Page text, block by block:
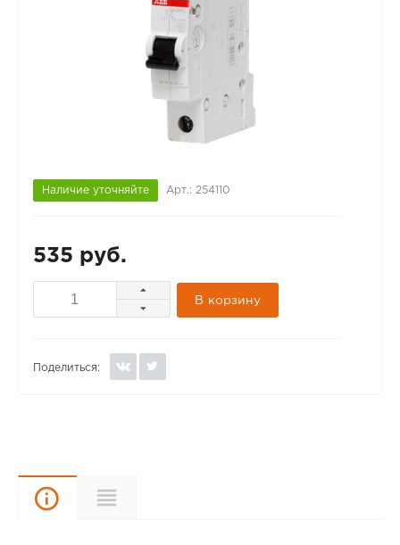
Наличие уточняйте Арт.: 254110
535 руб.
В корзину
Поделиться:
Описание